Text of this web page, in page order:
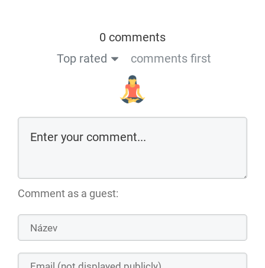
0 comments
Top rated
comments first
Comment as a guest: